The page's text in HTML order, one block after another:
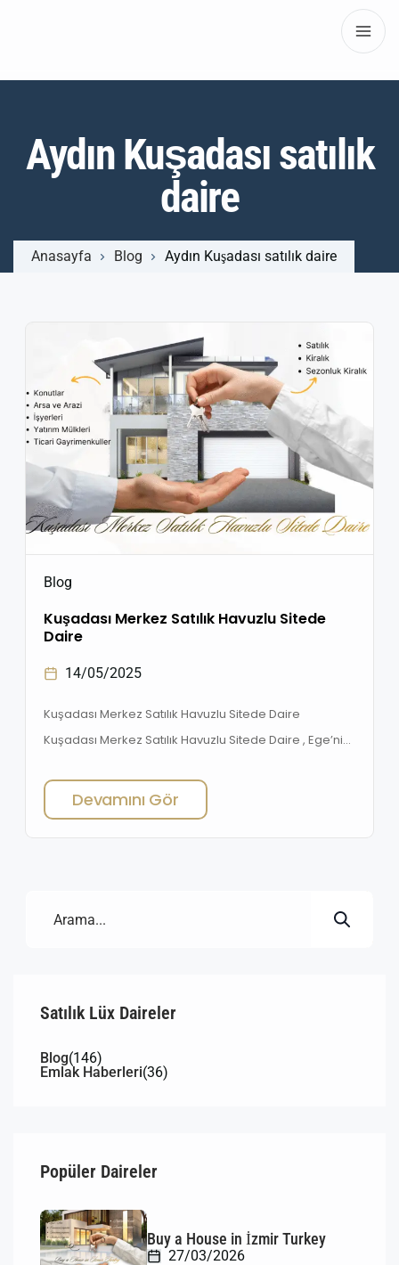
Aydın Kuşadası satılık
daire
Anasayfa Blog Aydın Kuşadası satılık daire
Blog
Kuşadası Merkez Satılık Havuzlu Sitede
Daire
14/05/2025
Kuşadası Merkez Satılık Havuzlu Sitede Daire
Kuşadası Merkez Satılık Havuzlu Sitede Daire , Ege’nin
mevsim yaşanabilecek bir şehir olarak öne çıkıyor.
Özellikle Kuşadası’nın merkezi, hem sosyal yaşamın
kalbinde yer almak hem de yatırım açısından güçlü
Devamını Gör
Satılık Lüx Daireler
Blog(146)
Emlak Haberleri(36)
Popüler Daireler
Buy a House in İzmir Turkey
27/03/2026